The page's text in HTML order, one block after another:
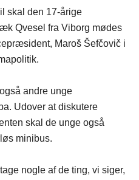
skal den 17-årige
Qvesel fra Viborg mødes
Maroš Šefčovič i
andre unge
Udover at diskutere
skal de unge også
minibus.
nogle af de ting, vi siger,